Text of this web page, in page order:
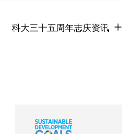
科大三十五周年志庆资讯